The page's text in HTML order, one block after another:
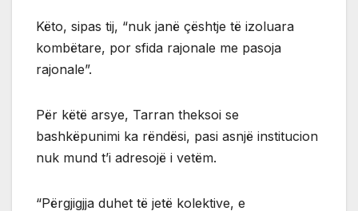
Këto, sipas tij, “nuk janë çështje të izoluara
kombëtare, por sfida rajonale me pasoja
rajonale”.
Për këtë arsye, Tarran theksoi se
bashkëpunimi ka rëndësi, pasi asnjë institucion
nuk mund t’i adresojë i vetëm.
“Përgjigjja duhet të jetë kolektive, e